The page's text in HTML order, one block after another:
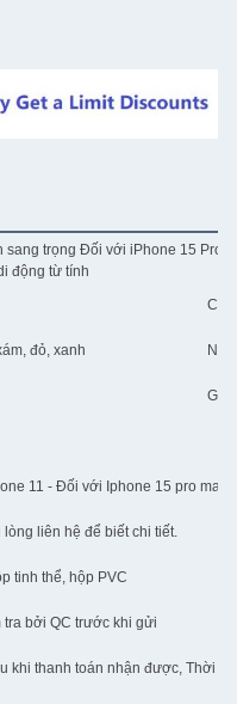
sang trọng Đối với iPhone 15 Pro
động từ tính
đỏ, xanh
Giá
11 - Đối với Iphone 15 pro max
lòng liên hệ để biết chi tiết.
tinh thể, hộp PVC
tra bởi QC trước khi gửi
khi thanh toán nhận được, Thời